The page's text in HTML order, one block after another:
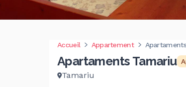
Accueil Appartement
Apartaments Tamariu
Tamariu